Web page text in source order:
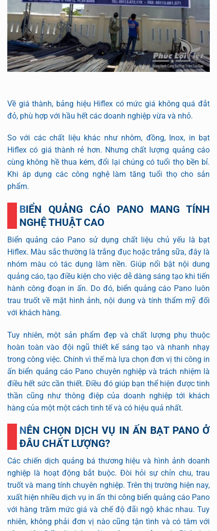
Về giá thành, bảng hiệu Hiflex có mức giá không quá đắt
đỏ, phù hợp với hầu hết các doanh nghiệp vừa và nhỏ.
So với các chất liệu khác như nhôm, đồng, Inox, in bạt
Hiflex có giá thành rẻ hơn. Nhưng chất lượng quảng cáo
cùng không hề thua kém, đổi lại chúng có tuổi thọ bền bỉ.
Khi áp dụng các công nghệ làm tăng tuổi thọ cho sản
phẩm.
BIỂN QUẢNG CÁO PANO MANG TÍNH
NGHỆ THUẬT CAO
Biển quảng cáo Pano sử dụng chất liệu chủ yếu là bạt
Hiflex. Màu sắc thường là trắng đục hoặc trắng sữa, đây là
nhóm màu có tác dụng làm nền. Giúp nổi bật nội dung
quảng cáo, tạo điều kiện cho việc dễ dàng sáng tạo khi tiến
hành công đoạn in ấn. Do đó, biển quảng cáo Pano luôn
trau truốt về mặt hình ảnh, nội dung và tính thẩm mỹ đối
với khách hàng.
Tuy nhiên, một sản phẩm đẹp và chất lượng phụ thuộc
hoàn toàn vào đội ngũ thiết kế sáng tạo và nhanh nhạy
trong công việc. Chính vì thế mà lựa chọn đơn vị thi công in
ấn biển quảng cáo Pano chuyên nghiệp và trách nhiệm là
điều hết sức cần thiết. Điều đó giúp bạn thể hiện được tinh
thần cũng như thông điệp của doanh nghiệp tới khách
hàng của một một cách tinh tế và có hiệu quả nhất.
NÊN CHỌN DỊCH VỤ IN ẤN BẠT PANO Ở
ĐÂU CHẤT LƯỢNG?
Các chiến dịch quảng bá thương hiệu và hình ảnh doanh
nghiệp là hoạt động bắt buộc. Đòi hỏi sự chỉn chu, trau
truốt và mang tính chuyên nghiệp. Trên thị trường hiện nay,
xuất hiện nhiều dịch vụ in ấn thi công biển quảng cáo Pano
với hàng trăm mức giá và chế độ đãi ngộ khác nhau. Tuy
nhiên, không phải đơn vị nào cũng tận tình và có tâm với